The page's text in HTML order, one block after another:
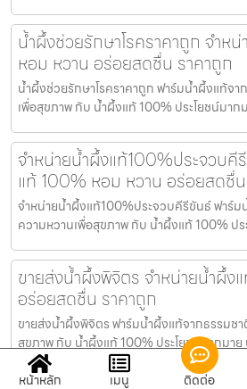
น้ำผึ้งช่วยรักษาโรคราคาถูก จำห
หอม หวาน อร่อยสดชื่น ราคาถูก
น้ำผึ้งช่วยรักษาโรคราคาถูก ฟาร์มน้ำผึ้งแท้จา
เพื่อสุขภาพ กับ น้ำผึ้งแท้ 100% ประโยชน์มาก
จำหน่ายน้ำผึ้งแท้100%ประจวบคี
แท้ 100% หอม หวาน อร่อยสดชื่
จำหน่ายน้ำผึ้งแท้100%ประจวบคีรีขันธ์ ฟาร์ม
ความหวานเพื่อสุขภาพ กับ น้ำผึ้งแท้ 100% ปร
ขายส่งน้ำผึ้งพิจิตร จำหน่ายน้ำผึ้ง
อร่อยสดชื่น ราคาถูก
ขายส่งน้ำผึ้งพิจิตร ฟาร์มน้ำผึ้งแท้จากธรรมช
สุขภาพ กับ น้ำผึ้งแท้ 100% ประโยชน์มากมาย
หน้าหลัก เมนู ติดต่อ